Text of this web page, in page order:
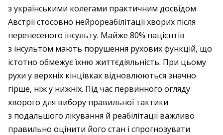
з українськими колегами практичним досвідом
Австрії стосовно нейрореабілітації хворих після
перенесеного інсульту. Майже 80% пацієнтів
з інсультом мають порушення рухових функцій, що
істотно обмежує їхню життєдіяльність. При цьому
рухи у верхніх кінцівках відновлюються значно
гірше, ніж у нижніх. Під час первинного огляду
хворого для вибору правильної тактики
з подальшого лікування й реабілітації важливо
правильно оцінити його стан і спрогнозувати